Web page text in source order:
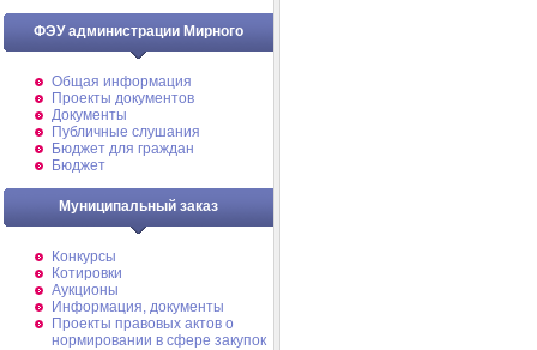
ФЭУ администрации Мирного
Общая информация
Проекты документов
Документы
Публичные слушания
Бюджет для граждан
Бюджет
Муниципальный заказ
Конкурсы
Котировки
Аукционы
Информация, документы
Проекты правовых актов о
нормировании в сфере закупок